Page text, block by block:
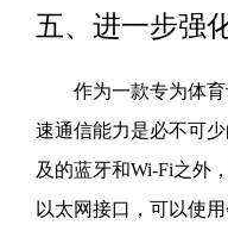
五、进一步强
作为一款专为体育
速通信能力是必不可
及的蓝牙和Wi-Fi之外
以太网接口，可以使